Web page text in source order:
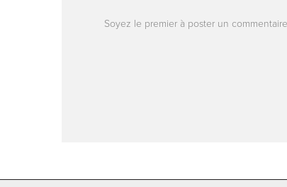
Soyez le premier à poster un